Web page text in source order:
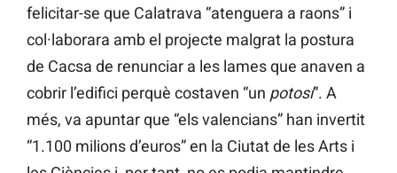
felicitar-se que Calatrava “atenguera a raons” i
col·laborara amb el projecte malgrat la postura
de Cacsa de renunciar a les lames que anaven a
cobrir l’edifici perquè costaven “un potosí“. A
més, va apuntar que “els valencians” han invertit
“1.100 milions d’euros” en la Ciutat de les Arts i